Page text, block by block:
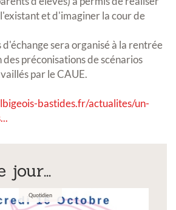
et d'imaginer la cour de
sera organisé à la rentrée
préconisations de scénarios
par le CAUE.
bastides.fr/actualites/un-
jour...
Quotidien